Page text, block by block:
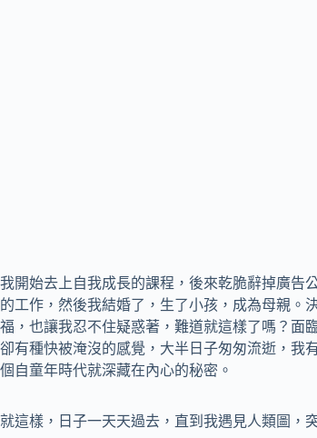
我開始去上自我成長的課程，後來乾脆辭掉廣告
的工作，然後我結婚了，生了小孩，成為母親。
福，也讓我忍不住疑惑著，難道就這樣了嗎？面
卻有種快被淹沒的感覺，大半日子匆匆流逝，我
個自童年時代就深藏在內心的秘密。
就這樣，日子一天天過去，直到我遇見人類圖，